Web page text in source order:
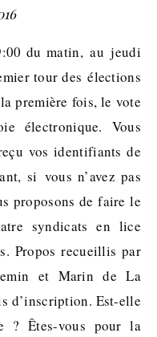
tour des élections
première fois, le vote
électronique. Vous
vos identifiants de
si vous n’avez pas
proposons de faire le
syndicats en lice
Propos recueillis par
et Marin de La
d’inscription. Est-elle
? Êtes-vous pour la